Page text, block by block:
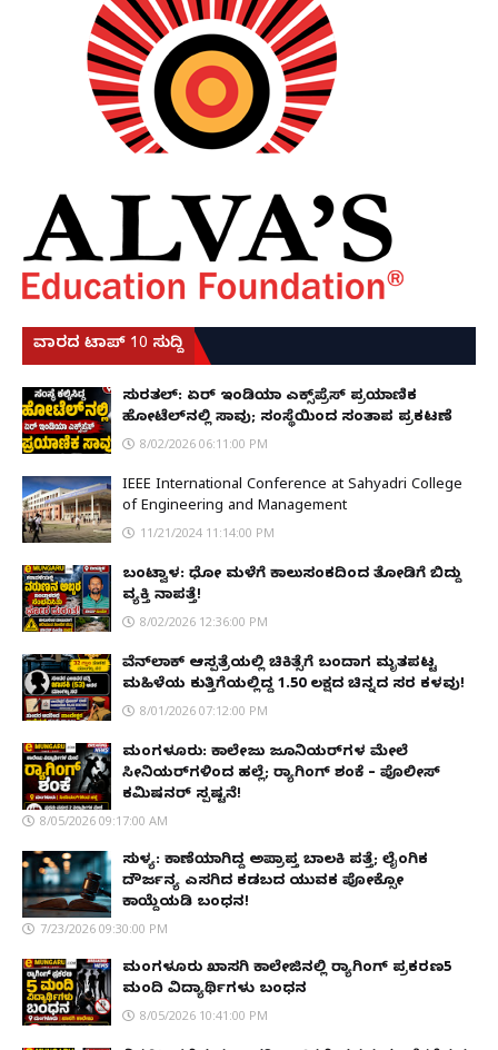
ವಾರದ ಟಾಪ್ 10 ಸುದ್ದಿ
ಸುರತ್ಕಲ್: ಏರ್ ಇಂಡಿಯಾ ಎಕ್ಸ್‌ಪ್ರೆಸ್ ಪ್ರಯಾಣಿಕ
ಹೋಟೆಲ್‌ನಲ್ಲಿ ಸಾವು; ಸಂಸ್ಥೆಯಿಂದ ಸಂತಾಪ ಪ್ರಕಟಣೆ
8/02/2026 06:11:00 PM
IEEE International Conference at Sahyadri College
of Engineering and Management
11/21/2024 11:14:00 PM
ಬಂಟ್ವಾಳ: ಧೋ ಮಳೆಗೆ ಕಾಲುಸಂಕದಿಂದ ತೋಡಿಗೆ ಬಿದ್ದು
ವ್ಯಕ್ತಿ ನಾಪತ್ತೆ!
8/02/2026 12:36:00 PM
ವೆನ್‌ಲಾಕ್ ಆಸ್ಪತ್ರೆಯಲ್ಲಿ ಚಿಕಿತ್ಸೆಗೆ ಬಂದಾಗ ಮೃತಪಟ್ಟ
ಮಹಿಳೆಯ ಕುತ್ತಿಗೆಯಲ್ಲಿದ್ದ ₹1.50 ಲಕ್ಷದ ಚಿನ್ನದ ಸರ ಕಳವು!
8/01/2026 07:12:00 PM
ಮಂಗಳೂರು: ಕಾಲೇಜು ಜೂನಿಯರ್‌ಗಳ ಮೇಲೆ
ಸೀನಿಯರ್‌ಗಳಿಂದ ಹಲ್ಲೆ; ರ‌್ಯಾಗಿಂಗ್ ಶಂಕೆ – ಪೊಲೀಸ್
ಕಮಿಷನರ್ ಸ್ಪಷ್ಟನೆ!
8/05/2026 09:17:00 AM
ಸುಳ್ಯ: ಕಾಣೆಯಾಗಿದ್ದ ಅಪ್ರಾಪ್ತ ಬಾಲಕಿ ಪತ್ತೆ; ಲೈಂಗಿಕ
ದೌರ್ಜನ್ಯ ಎಸಗಿದ ಕಡಬದ ಯುವಕ ಪೋಕ್ಸೋ
ಕಾಯ್ದೆಯಡಿ ಬಂಧನ!
7/23/2026 09:30:00 PM
ಮಂಗಳೂರು ಖಾಸಗಿ ಕಾಲೇಜಿನಲ್ಲಿ ರ‌್ಯಾಗಿಂಗ್ ಪ್ರಕರಣ5
ಮಂದಿ ವಿದ್ಯಾರ್ಥಿಗಳು ಬಂಧನ
8/05/2026 10:41:00 PM